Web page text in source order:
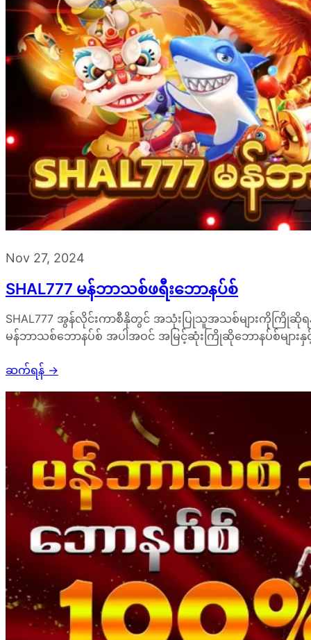
Nov 27, 2024
SHAL777 မန်ဘာသစ်ဖရီးဘောနပ်စ်
SHAL777 အွန်လိုင်းကာစီနိုတွင် အသုံးပြုသူအသစ်များကိုကြိုဆို
မန်ဘာသစ်ဘောနပ်စ် အပါအဝင် အမြင့်ဆုံးကြိုဆိုဘောနပ်စ်များနှ
ဆက်ရန် →